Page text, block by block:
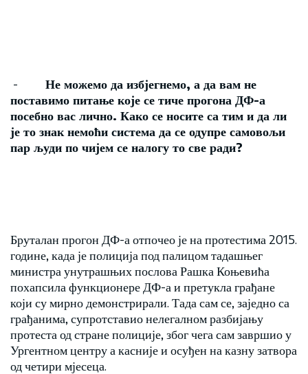
- Не можемо да избјегнемо, а да вам не
поставимо питање које се тиче прогона ДФ-а
посебно вас лично. Како се носите са тим и да ли
је то знак немоћи система да се одупре самовољи
пар људи по чијем се налогу то све ради?
Бруталан прогон ДФ-а отпочео је на протестима 2015.
године, када је полиција под палицом тадашњег
министра унутрашњих послова Рашка Коњевића
похапсила функционере ДФ-а и претукла грађане
који су мирно демонстрирали. Тада сам се, заједно са
грађанима, супротставио нелегалном разбијању
протеста од стране полиције, због чега сам завршио у
Ургентном центру а касније и осуђен на казну затвора
од четири мјесеца.